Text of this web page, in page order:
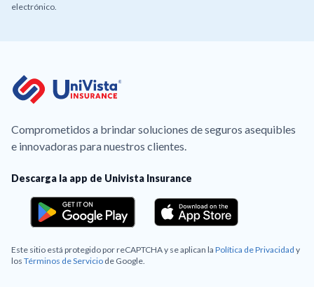
electrónico.
Comprometidos a brindar soluciones de seguros asequibles
e innovadoras para nuestros clientes.
Descarga la app de Univista Insurance
Este sitio está protegido por reCAPTCHA y se aplican la Política de Privacidad y
los Términos de Servicio de Google.